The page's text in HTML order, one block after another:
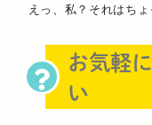
えっ、私？それはち
お気軽
い